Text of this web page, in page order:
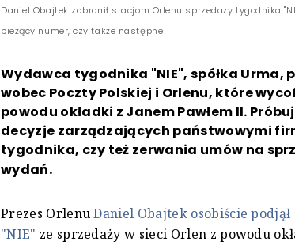
Daniel Obajtek zabronił stacjom Orlenu sprzedaży tygodnika
bieżący numer, czy także następne
Wydawca tygodnika "NIE", spółka Urma,
wobec Poczty Polskiej i Orlenu, które
powodu okładki z Janem Pawłem II.
decyzje zarządzających państwowymi
tygodnika, czy też zerwania umów na
wydań.
Prezes OrlenuDaniel Obajtek osobiście
"NIE" ze sprzedaży w sieci Orlen z powodu